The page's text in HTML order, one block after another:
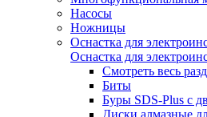
Насосы
Ножницы
Оснастка для
Оснастка для
Смотреть весь
Биты
Буры SDS-Plus c
Диски алмазные